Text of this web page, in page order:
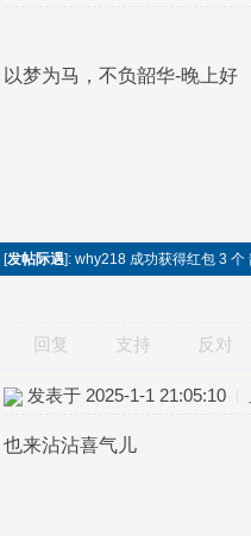
以梦为马，不负韶华-晚上好
[发帖际遇]: why218 成功获得红包 3 个
回复 支持 反对
发表于 2025-1-1 21:05:10
也来沾沾喜气儿